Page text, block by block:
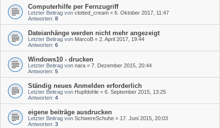
Computerhilfe per Fernzugriff
Letzter Beitrag von clotted_cream « 6. Oktober 2017, 11:47
Antworten: 8
Dateianhänge werden nicht mehr angezeigt
Letzter Beitrag von MarcoB « 2. April 2017, 19:44
Antworten: 6
Windows10 - drucken
Letzter Beitrag von nara « 7. Dezember 2015, 20:44
Antworten: 5
Ständig neues Anmelden erforderlich
Letzter Beitrag von Hupfdohle « 6. September 2015, 13:25
Antworten: 4
eigene beiträge ausdrucken
Letzter Beitrag von SchwereSchuhe « 17. Juni 2015, 20:03
Antworten: 3